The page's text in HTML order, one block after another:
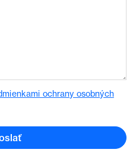
ochrany osobných